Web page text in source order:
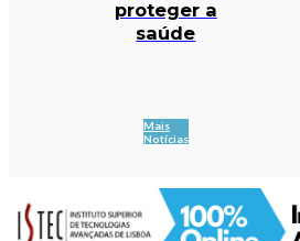
proteger a
saúde
Mais
Notícias